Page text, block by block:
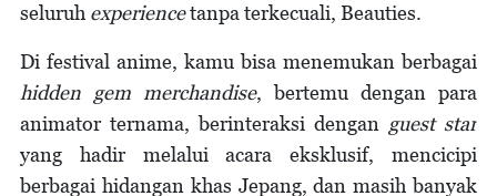
seluruh experiencetanpa terkecuali, Beauties.
Di festival anime, kamu bisa menemukan berbagai
hidden gem merchandise, bertemu dengan para
animator ternama, berinteraksi dengan guest star
yang hadir melalui acara eksklusif, mencicipi
berbagai hidangan khas Jepang, dan masih banyak